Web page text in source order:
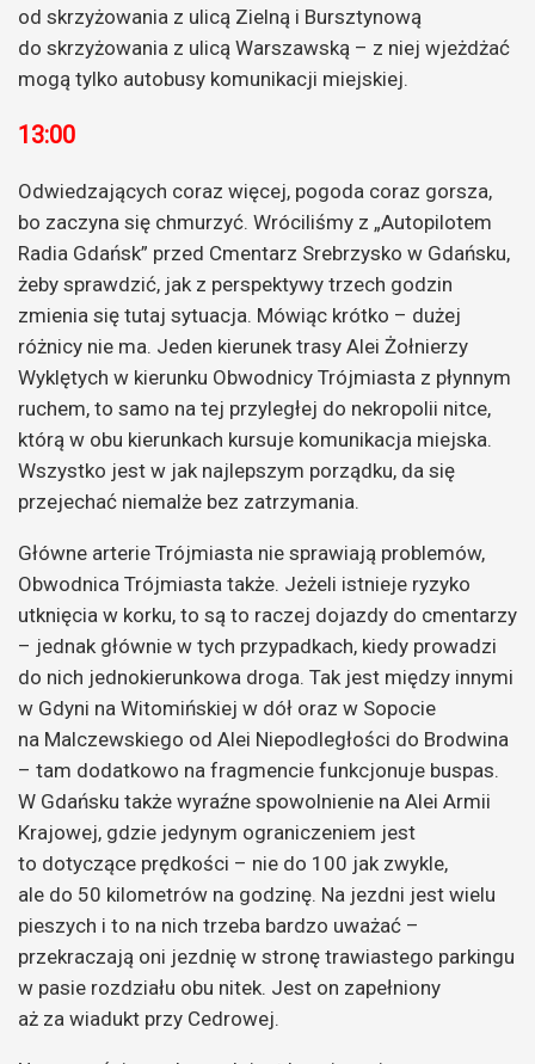
od skrzyżowania z ulicą Zielną i Bursztynową
do skrzyżowania z ulicą Warszawską – z niej wjeżdżać
mogą tylko autobusy komunikacji miejskiej.
13:00
Odwiedzających coraz więcej, pogoda coraz gorsza,
bo zaczyna się chmurzyć. Wróciliśmy z „Autopilotem
Radia Gdańsk” przed Cmentarz Srebrzysko w Gdańsku,
żeby sprawdzić, jak z perspektywy trzech godzin
zmienia się tutaj sytuacja. Mówiąc krótko – dużej
różnicy nie ma. Jeden kierunek trasy Alei Żołnierzy
Wyklętych w kierunku Obwodnicy Trójmiasta z płynnym
ruchem, to samo na tej przyległej do nekropolii nitce,
którą w obu kierunkach kursuje komunikacja miejska.
Wszystko jest w jak najlepszym porządku, da się
przejechać niemalże bez zatrzymania.
Główne arterie Trójmiasta nie sprawiają problemów,
Obwodnica Trójmiasta także. Jeżeli istnieje ryzyko
utknięcia w korku, to są to raczej dojazdy do cmentarzy
– jednak głównie w tych przypadkach, kiedy prowadzi
do nich jednokierunkowa droga. Tak jest między innymi
w Gdyni na Witomińskiej w dół oraz w Sopocie
na Malczewskiego od Alei Niepodległości do Brodwina
– tam dodatkowo na fragmencie funkcjonuje buspas.
W Gdańsku także wyraźne spowolnienie na Alei Armii
Krajowej, gdzie jedynym ograniczeniem jest
to dotyczące prędkości – nie do 100 jak zwykle,
ale do 50 kilometrów na godzinę. Na jezdni jest wielu
pieszych i to na nich trzeba bardzo uważać –
przekraczają oni jezdnię w stronę trawiastego parkingu
w pasie rozdziału obu nitek. Jest on zapełniony
aż za wiadukt przy Cedrowej.